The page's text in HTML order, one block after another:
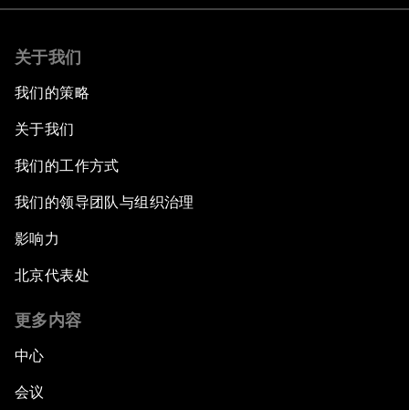
关于我们
我们的策略
关于我们
我们的工作方式
我们的领导团队与组织治理
影响力
北京代表处
更多内容
中心
会议